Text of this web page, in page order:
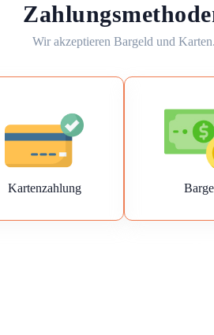
Wir akzeptieren Bargeld und Karten.
Kartenzahlung